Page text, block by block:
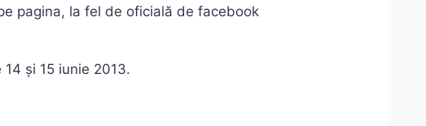
pagina, la fel de oficială de facebook
și 15 iunie 2013.